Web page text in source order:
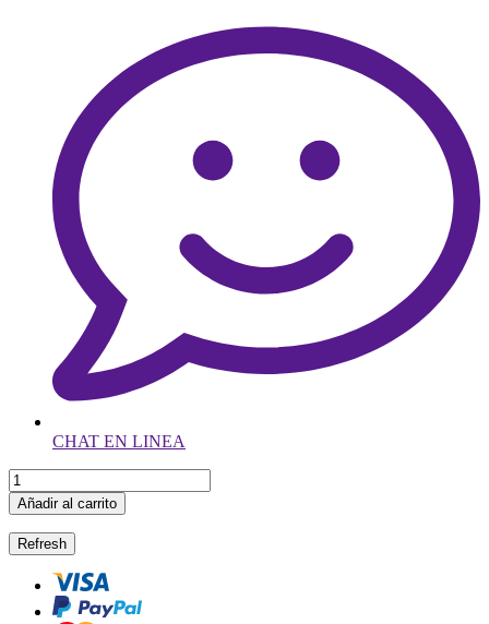
CHAT EN LINEA
Añadir al carrito